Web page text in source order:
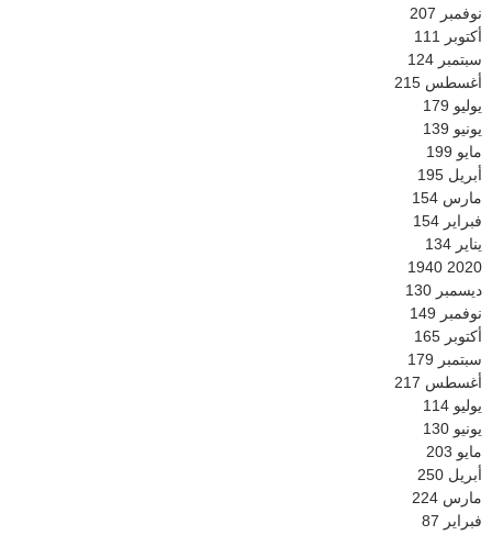
نوفمبر 207
أكتوبر
111
سبتمبر 124
أغسطس 215
يوليو 179
يونيو 139
مايو 199
أبريل 195
مارس 154
فبراير 154
يناير 134
2020
1940
ديسمبر 130
نوفمبر 149
أكتوبر 165
سبتمبر 179
أغسطس 217
يوليو 114
يونيو 130
مايو 203
أبريل 250
مارس 224
فبراير 87